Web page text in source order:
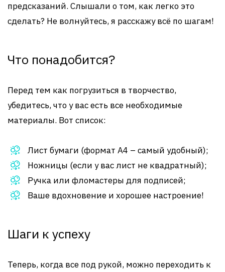
предсказаний. Слышали о том, как легко это
сделать? Не волнуйтесь, я расскажу всё по шагам!
Что понадобится?
Перед тем как погрузиться в творчество,
убедитесь, что у вас есть все необходимые
материалы. Вот список:
Лист бумаги (формат A4 – самый удобный);
Ножницы (если у вас лист не квадратный);
Ручка или фломастеры для подписей;
Ваше вдохновение и хорошее настроение!
Шаги к успеху
Теперь, когда все под рукой, можно переходить к